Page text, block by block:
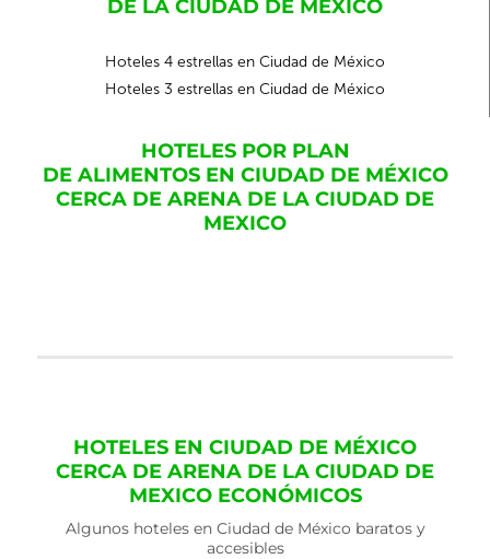
DE LA CIUDAD DE MEXICO
Hoteles 4 estrellas en Ciudad de México
Hoteles 3 estrellas en Ciudad de México
HOTELES POR PLAN
DE ALIMENTOS EN CIUDAD DE MÉXICO
CERCA DE ARENA DE LA CIUDAD DE
MEXICO
HOTELES EN CIUDAD DE MÉXICO
CERCA DE ARENA DE LA CIUDAD DE
MEXICO ECONÓMICOS
Algunos hoteles en Ciudad de México baratos y
accesibles